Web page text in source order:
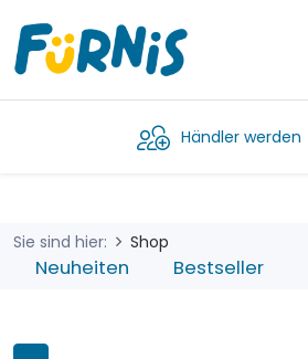
Händler werden
Sie sind hier: Shop
Neuheiten Bestseller